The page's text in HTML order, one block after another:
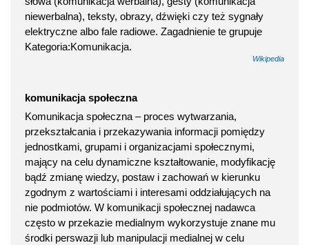
niewerbalna), teksty, obrazy, dźwięki czy też sygnały
elektryczne albo fale radiowe. Zagadnienie te grupuje
Kategoria:Komunikacja.
Wikipedia
komunikacja społeczna
Komunikacja społeczna – proces wytwarzania,
przekształcania i przekazywania informacji pomiędzy
jednostkami, grupami i organizacjami społecznymi,
mający na celu dynamiczne kształtowanie, modyfikację
bądź zmianę wiedzy, postaw i zachowań w kierunku
zgodnym z wartościami i interesami oddziałujących na
nie podmiotów. W komunikacji społecznej nadawca
często w przekazie medialnym wykorzystuje znane mu
środki perswazji lub manipulacji medialnej w celu